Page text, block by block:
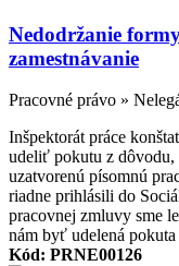
Nedodržanie
zamestnávanie
Pracovné právo »
Inšpektorát práce
udeliť pokutu z dôvodu,
uzatvorenú písomnú
riadne prihlásili do
pracovnej zmluvy sme
nám byť udelená pokuta
Kód: PRNE00126